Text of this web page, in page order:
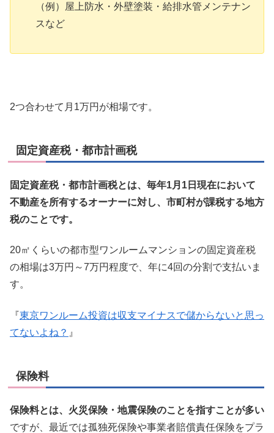
（例）屋上防水・外壁塗装・給排水管メンテナン
スなど
2つ合わせて月1万円が相場です。
固定資産税・都市計画税
固定資産税・都市計画税とは、毎年1月1日現在において
不動産を所有するオーナーに対し、市町村が課税する地方
税のことです。
20㎡くらいの都市型ワンルームマンションの固定資産税
の相場は3万円～7万円程度で、年に4回の分割で支払いま
す。
『東京ワンルーム投資は収支マイナスで儲からないと思っ
てないよね？ 』
保険料
保険料とは、火災保険・地震保険のことを指すことが多い
ですが、最近では孤独死保険や事業者賠償責任保険をプラ